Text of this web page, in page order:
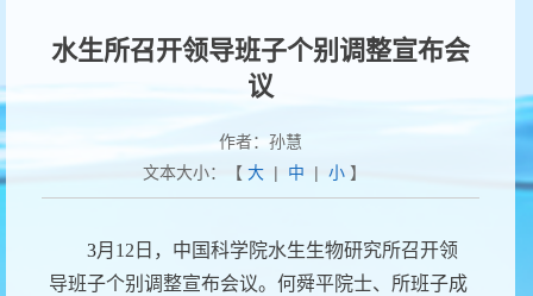
水生所召开领导班子个别调整宣布会
议
作者：孙慧
文本大小：【 大| 中 | 小】
3月12日，中国科学院水生生物研究所召开领
导班子个别调整宣布会议。何舜平院士、所班子成